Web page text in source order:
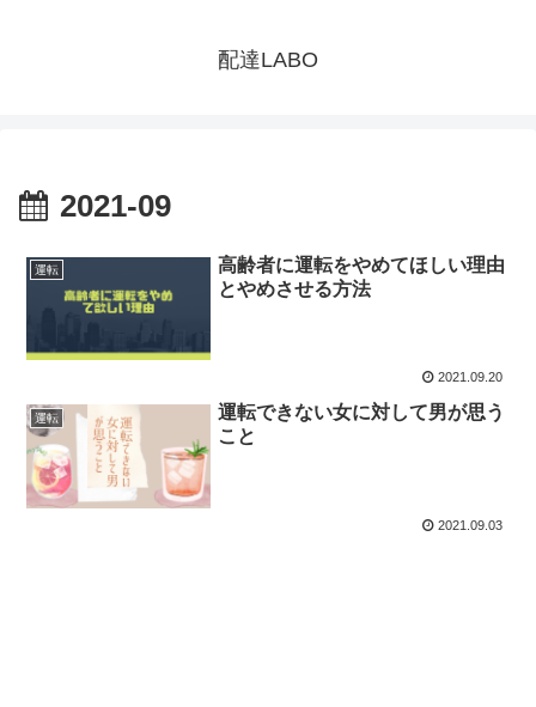
配達LABO
2021-09
運転
高齢者に運転をやめてほしい理由
とやめさせる方法
2021.09.20
運転
運転できない女に対して男が思う
こと
2021.09.03